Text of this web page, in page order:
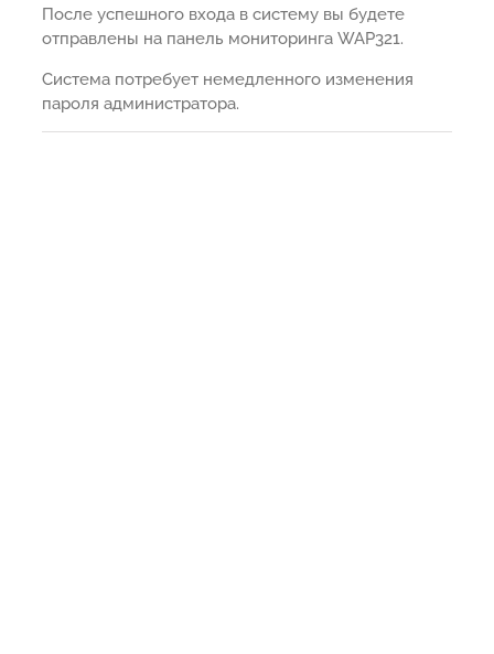
После успешного входа в систему вы будете
отправлены на панель мониторинга WAP321.
Система потребует немедленного изменения
пароля администратора.